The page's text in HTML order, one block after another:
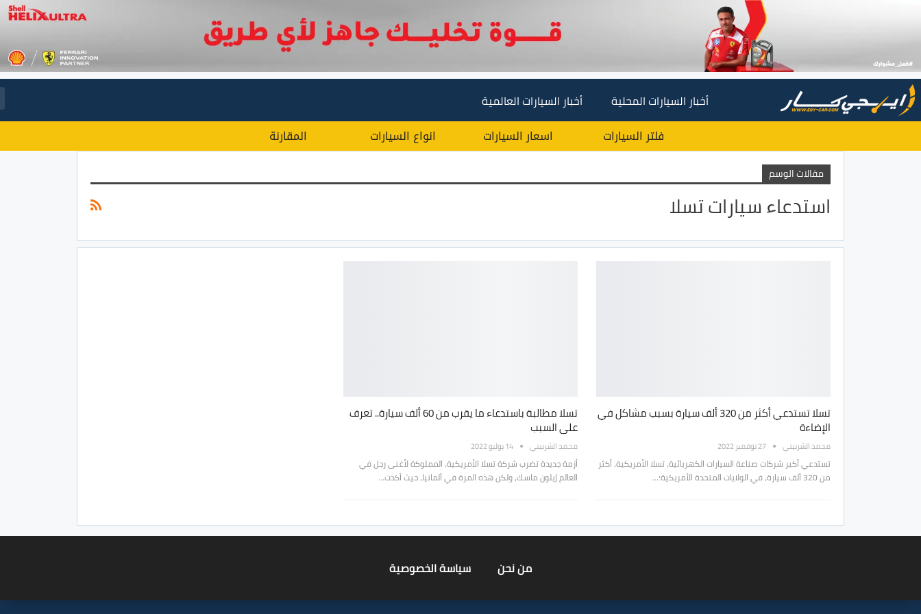
أخبار السيارات المحلية أخبار السيارات العالمية
فلتر السيارات اسعار السيارات انواع السيارات المقارنة
مقالات الوسم
استدعاء سيارات تسلا
تسلا تستدعي أكثر من 320 ألف سيارة بسبب مشاكل في
الإضاءة
محمد الشربيني 27 نوفمبر 2022
تستدعي أكبر شركات صناعة السيارات الكهربائية، تسلا الأمريكية، أكثر
من 320 ألف سيارة، في الولايات المتحدة الأمريكية؛…
تسلا مطالبة باستدعاء ما يقرب من 60 ألف سيارة.. تعرف
على السبب
محمد الشربيني 14 يوليو 2022
أزمة جديدة تضرب شركة تسلا الأمريكية، المملوكة لأغنى رجل في
العالم إيلون ماسك، ولكن هذه المرة في ألمانيا، حيث أكدت…
من نحن سياسة الخصوصية